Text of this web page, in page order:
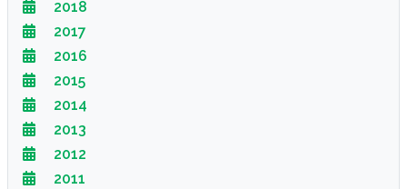
2018
2017
2016
2015
2014
2013
2012
2011